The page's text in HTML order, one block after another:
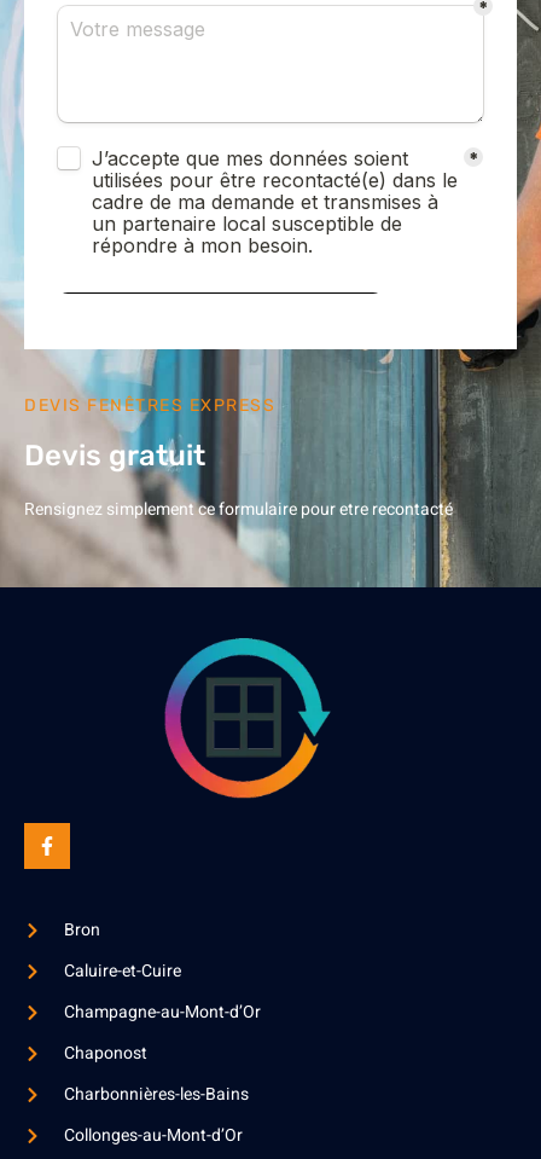
DEVIS FENÊTRES EXPRESS
Devis gratuit
Rensignez simplement ce formulaire pour etre recontacté
Bron
Caluire-et-Cuire
Champagne-au-Mont-d’Or
Chaponost
Charbonnières-les-Bains
Collonges-au-Mont-d’Or